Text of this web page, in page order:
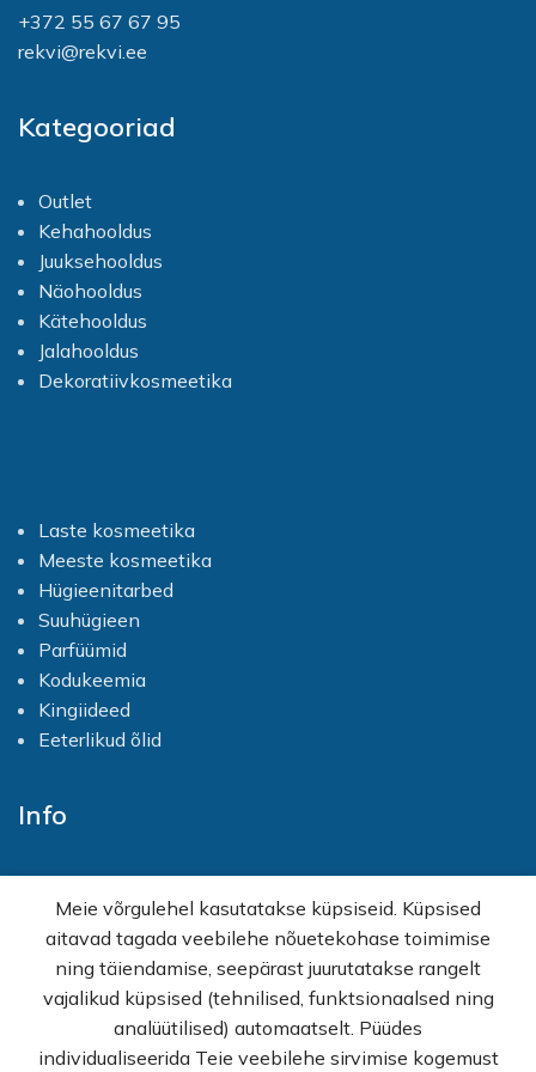
+372 55 67 67 95
rekvi@rekvi.ee
Kategooriad
Outlet
Kehahooldus
Juuksehooldus
Näohooldus
Kätehooldus
Jalahooldus
Dekoratiivkosmeetika
Laste kosmeetika
Meeste kosmeetika
Hügieenitarbed
Suuhügieen
Parfüümid
Kodukeemia
Kingiideed
Eeterlikud õlid
Info
E-pood
Kampaaniad
Hulgimüük
Ostuabi
Meie võrgulehel kasutatakse küpsiseid. Küpsised
aitavad tagada veebilehe nõuetekohase toimimise
ning täiendamise, seepärast juurutatakse rangelt
vajalikud küpsised (tehnilised, funktsionaalsed ning
analüütilised) automaatselt. Püüdes
individualiseerida Teie veebilehe sirvimise kogemust